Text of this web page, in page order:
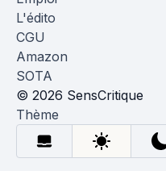
L'édito
CGU
Amazon
SOTA
© 2026 SensCritique
Thème